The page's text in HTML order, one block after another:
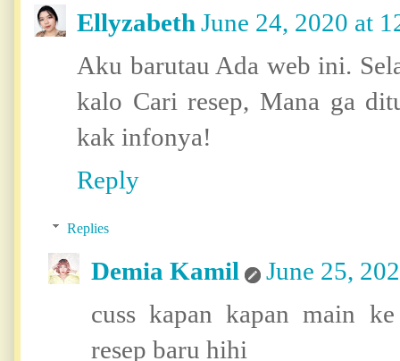
Ellyzabeth June 24, 2020 at
Aku barutau Ada web ini.
kalo Cari resep, Mana ga
kak infonya!
Reply
Replies
Demia Kamil
June 25,
cuss kapan kapan main
resep baru hihi